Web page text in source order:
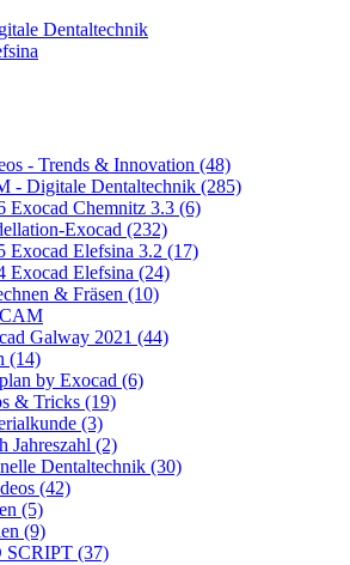
Dentaltechnik
- Trends & Innovation (48)
- Digitale Dentaltechnik (285)
Exocad Chemnitz 3.3 (6)
Exocad (232)
Exocad Elefsina 3.2 (17)
Exocad Elefsina (24)
& Fräsen (10)
Galway 2021 (44)
(14)
by Exocad (6)
& Tricks (19)
(3)
Jahreszahl (2)
Dentaltechnik (30)
(42)
(5)
(9)
(37)